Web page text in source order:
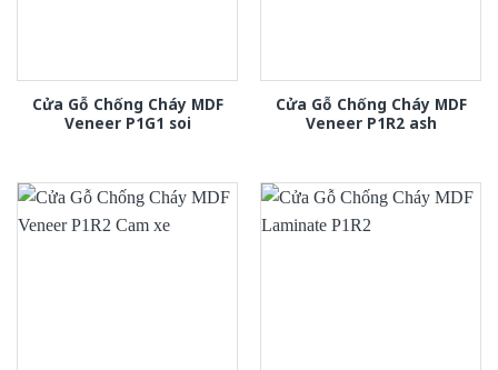
Cửa Gỗ Chống Cháy MDF
Veneer P1G1 soi
Cửa Gỗ Chống Cháy MDF
Veneer P1R2 ash